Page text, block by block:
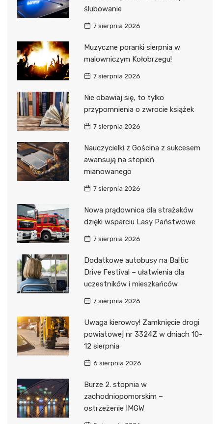
ślubowanie
7 sierpnia 2026
Muzyczne poranki sierpnia w
malowniczym Kołobrzegu!
7 sierpnia 2026
Nie obawiaj się, to tylko
przypomnienia o zwrocie książek
7 sierpnia 2026
Nauczycielki z Gościna z sukcesem
awansują na stopień
mianowanego
7 sierpnia 2026
Nowa prądownica dla strażaków
dzięki wsparciu Lasy Państwowe
7 sierpnia 2026
Dodatkowe autobusy na Baltic
Drive Festival – ułatwienia dla
uczestników i mieszkańców
7 sierpnia 2026
Uwaga kierowcy! Zamknięcie drogi
powiatowej nr 3324Z w dniach 10-
12 sierpnia
6 sierpnia 2026
Burze 2. stopnia w
zachodniopomorskim –
ostrzeżenie IMGW